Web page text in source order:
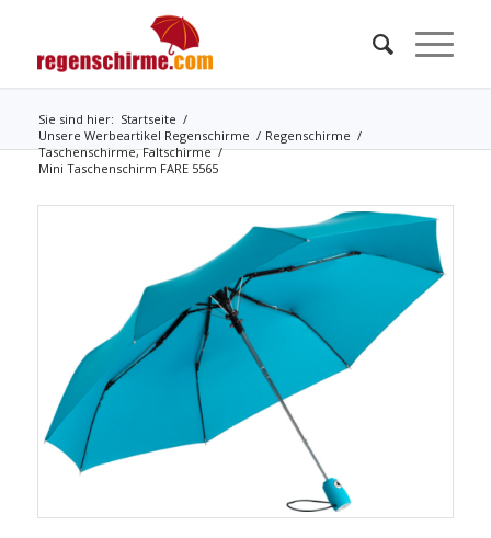
Sie sind hier: Startseite /
Unsere Werbeartikel Regenschirme / Regenschirme /
Taschenschirme, Faltschirme /
Mini Taschenschirm FARE 5565